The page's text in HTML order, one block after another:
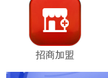
招商加盟